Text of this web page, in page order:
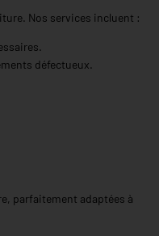
Nos services incluent :
défectueux.
parfaitement adaptées à